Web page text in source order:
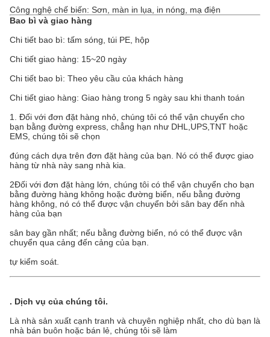
Công nghệ chế biến: Sơn, màn in lụa, in nóng, mạ điện
Bao bì và giao hàng
Chi tiết bao bì: tấm sóng, túi PE, hộp
Chi tiết giao hàng: 15~20 ngày
Chi tiết bao bì: Theo yêu cầu của khách hàng
Chi tiết giao hàng: Giao hàng trong 5 ngày sau khi thanh toán
1. Đối với đơn đặt hàng nhỏ, chúng tôi có thể vận chuyển cho
bạn bằng đường express, chẳng hạn như DHL,UPS,TNT hoặc
EMS, chúng tôi sẽ chọn
đúng cách dựa trên đơn đặt hàng của bạn. Nó có thể được giao
hàng từ nhà này sang nhà kia.
2Đối với đơn đặt hàng lớn, chúng tôi có thể vận chuyển cho bạn
bằng đường hàng không hoặc đường biển, nếu bằng đường
hàng không, nó có thể được vận chuyển bởi sân bay đến nhà
hàng của bạn
sân bay gần nhất; nếu bằng đường biển, nó có thể được vận
chuyển qua cảng đến cảng của bạn.
tự kiểm soát.
. Dịch vụ của chúng tôi.
Là nhà sản xuất cạnh tranh và chuyên nghiệp nhất, cho dù bạn là
nhà bán buôn hoặc bán lẻ, chúng tôi sẽ làm